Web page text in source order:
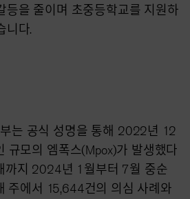
등을 줄이며 초중등학교를 지원하
니다.
는 공식 성명을 통해 2022년 12
규모의 엠폭스(Mpox)가 발생했다
까지 2024년 1월부터 7월 중순
주에서 15,644건의 의심 사례와